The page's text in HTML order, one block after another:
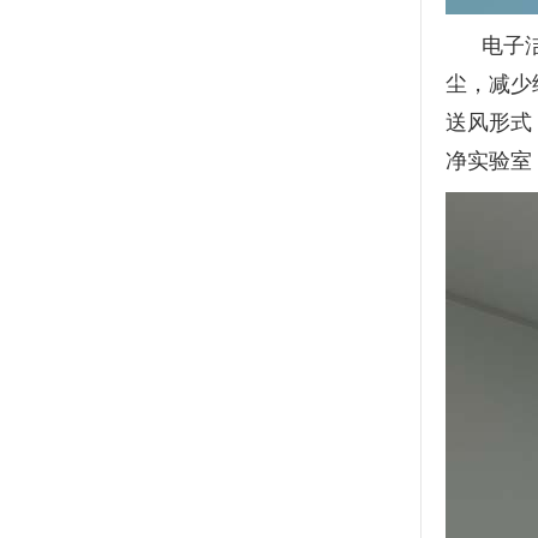
电子
尘，减少
送风形式
净实验室